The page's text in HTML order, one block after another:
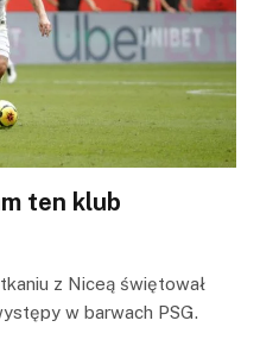
ten klub
z Niceą świętował
w barwach PSG.